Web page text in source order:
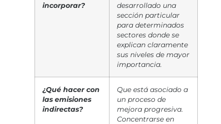
incorporar?
desarrollado una
sección particular
para determinados
sectores donde se
explican claramente
sus niveles de mayor
importancia.
¿Qué hacer con
las emisiones
indirectas?
Que está asociado a
un proceso de
mejora progresiva.
Concentrarse en